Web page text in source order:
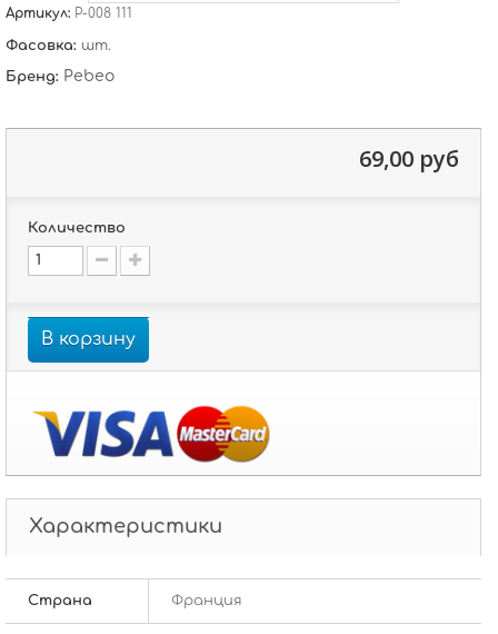
Артикул: P-008 111
Фасовка: шт.
Бренд: Pebeo
69,00 руб
Количество
В корзину
Характеристики
Страна Франция